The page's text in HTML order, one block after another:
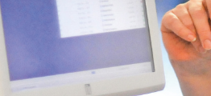
Einwilligung erstreckt sich nicht
aufgerufenen und somit
berechtigter Interessen und daher